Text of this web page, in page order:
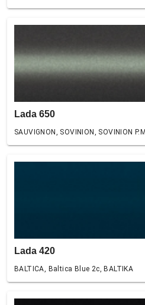
Lada 650
SAUVIGNON, SOVINION, SOVINION
Lada 420
BALTICA, Baltica Blue 2c, BALTIKA